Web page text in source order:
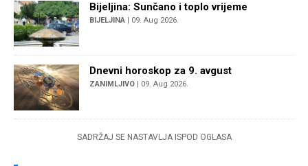
Bijeljina: Sunčano i toplo vrijeme
BIJELJINA | 09. Aug 2026.
Dnevni horoskop za 9. avgust
ZANIMLJIVO | 09. Aug 2026.
SADRŽAJ SE NASTAVLJA ISPOD OGLASA